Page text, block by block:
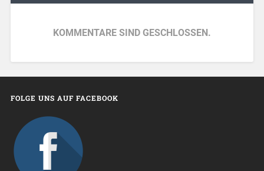
KOMMENTARE SIND GESCHLOSSEN.
FOLGE UNS AUF FACEBOOK